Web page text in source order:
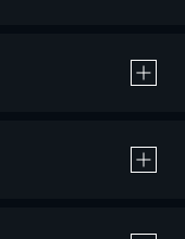
作品の購入 / レンタルです。